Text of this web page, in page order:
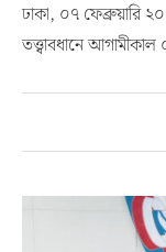
ঢাকা, ০৭ ফেব্রুয়ারি
তত্ত্বাবধানে